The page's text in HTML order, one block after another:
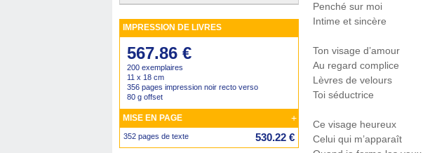
IMPRESSION DE LIVRES
567.86 €
200 exemplaires
11 x 18 cm
356 pages impression noir recto verso
80 g offset
MISE EN PAGE +
352 pages de texte 530.22 €
Penché sur moi
Intime et sincère
Ton visage d’amour
Au regard complice
Lèvres de velours
Toi séductrice
Ce visage heureux
Celui qui m’apparaît